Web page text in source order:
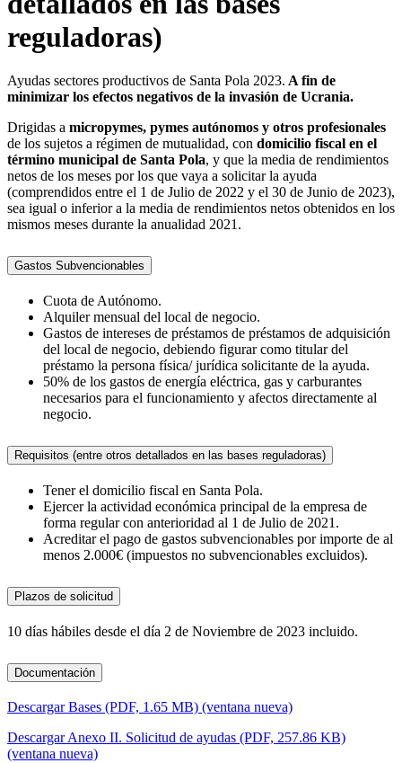
reguladoras)
Ayudas sectores productivos de Santa Pola 2023. A fin de
minimizar los efectos negativos de la invasión de Ucrania.
Drigidas a micropymes, pymes autónomos y otros profesionales
de los sujetos a régimen de mutualidad, con domicilio fiscal en el
término municipal de Santa Pola, y que la media de rendimientos
netos de los meses por los que vaya a solicitar la ayuda
(comprendidos entre el 1 de Julio de 2022 y el 30 de Junio de 2023),
sea igual o inferior a la media de rendimientos netos obtenidos en los
mismos meses durante la anualidad 2021.
Gastos Subvencionables
Cuota de Autónomo.
Alquiler mensual del local de negocio.
Gastos de intereses de préstamos de préstamos de adquisición
del local de negocio, debiendo figurar como titular del
préstamo la persona física/ jurídica solicitante de la ayuda.
50% de los gastos de energía eléctrica, gas y carburantes
necesarios para el funcionamiento y afectos directamente al
negocio.
Requisitos (entre otros detallados en las bases reguladoras)
Tener el domicilio fiscal en Santa Pola.
Ejercer la actividad económica principal de la empresa de
forma regular con anterioridad al 1 de Julio de 2021.
Acreditar el pago de gastos subvencionables por importe de al
menos 2.000€ (impuestos no subvencionables excluidos).
Plazos de solicitud
10 días hábiles desde el día 2 de Noviembre de 2023 incluido.
Documentación
Descargar Bases (PDF, 1.65 MB) (ventana nueva)
Descargar Anexo II. Solicitud de ayudas (PDF, 257.86 KB)
(ventana nueva)